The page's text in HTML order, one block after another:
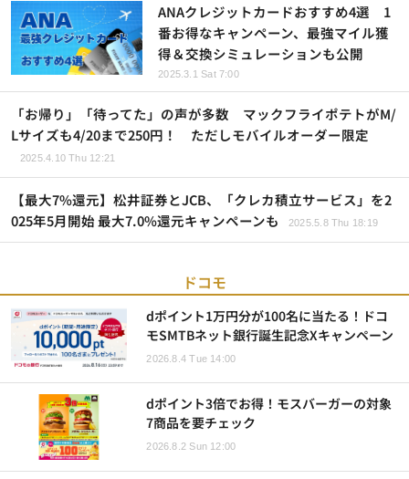
ANAクレジットカードおすすめ4選 1
番お得なキャンペーン、最強マイル獲
得＆交換シミュレーションも公開
2025.3.1 Sat 7:00
「お帰り」「待ってた」の声が多数 マックフライポテトがM/
Lサイズも4/20まで250円！ ただしモバイルオーダー限定
2025.4.10 Thu 12:21
【最大7%還元】松井証券とJCB、「クレカ積立サービス」を2
025年5月開始 最大7.0%還元キャンペーンも
2025.5.8 Thu 18:19
ドコモ
dポイント1万円分が100名に当たる！ドコ
モSMTBネット銀行誕生記念Xキャンペーン
2026.8.4 Tue 14:00
dポイント3倍でお得！モスバーガーの対象
7商品を要チェック
2026.8.2 Sun 12:00